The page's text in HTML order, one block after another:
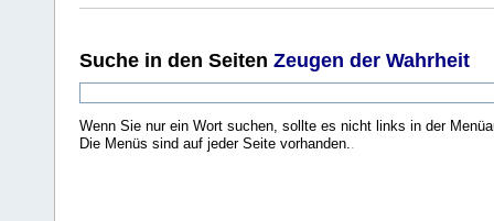
Suche in den Seiten Zeugen der Wahrheit
Wenn Sie nur ein Wort suchen, sollte es nicht links in der
Die Menüs sind auf jeder Seite vorhanden..